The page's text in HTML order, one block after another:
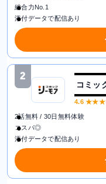
総合力No.1
添付データで配信あり
2
コミッ
4.6
2話無料 / 30日無料体験
コスパ◎
添付データで配信あり